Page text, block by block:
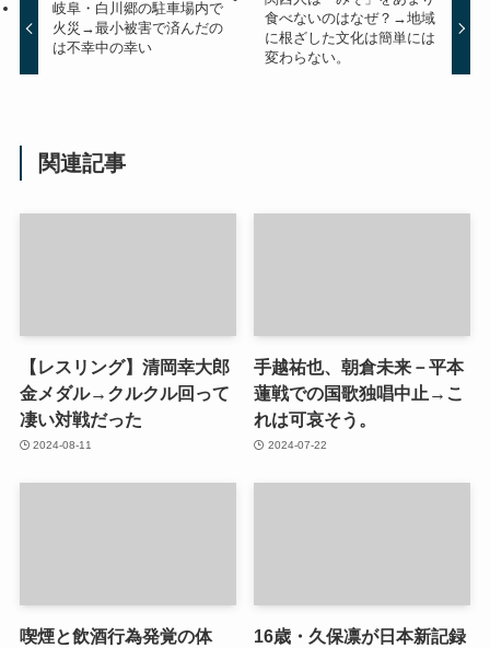
岐阜・白川郷の駐車場内で
火災→最小被害で済んだの
は不幸中の幸い
食べないのはなぜ？→地域
に根ざした文化は簡単には
変わらない。
関連記事
【レスリング】清岡幸大郎
金メダル→クルクル回って
凄い対戦だった
2024-08-11
手越祐也、朝倉未来－平本
蓮戦での国歌独唱中止→こ
れは可哀そう。
2024-07-22
喫煙と飲酒行為発覚の体
16歳・久保凛が日本新記録